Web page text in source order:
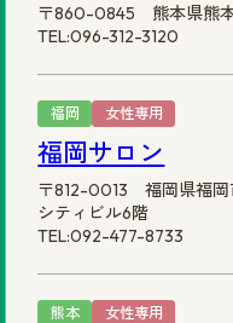
〒860-0845 熊本県熊
TEL:096-312-3120
福岡 女性専用
福岡サロン
〒812-0013 福岡県福岡
シティビル6階
TEL:092-477-8733
熊本 女性専用